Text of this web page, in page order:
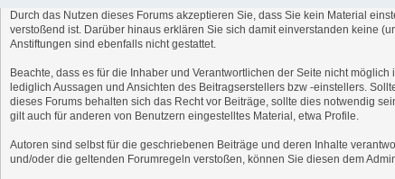
Durch das Nutzen dieses Forums akzeptieren Sie, dass Sie kein Material
verstoßend ist. Darüber hinaus erklären Sie sich damit einverstanden keine
Anstiftungen sind ebenfalls nicht gestattet.
Beachte, dass es für die Inhaber und Verantwortlichen der Seite nicht
lediglich Aussagen und Ansichten des Beitragserstellers bzw -einstellers.
dieses Forums behalten sich das Recht vor Beiträge, sollte dies notwendig
gilt auch für anderen von Benutzern eingestelltes Material, etwa Profile.
Autoren sind selbst für die geschriebenen Beiträge und deren Inhalte
und/oder die geltenden Forumregeln verstoßen, können Sie diesen dem